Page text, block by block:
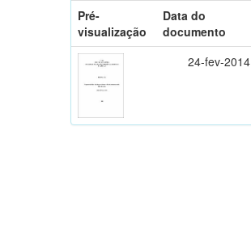
Pré-
visualização
Data do
documento
24-fev-2014